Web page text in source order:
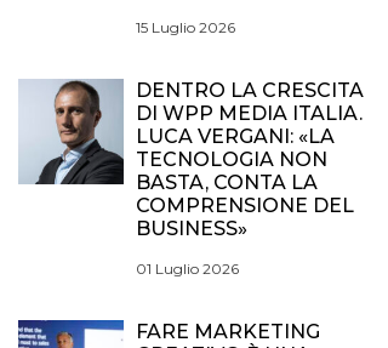
15 Luglio 2026
DENTRO LA CRESCITA
DI WPP MEDIA ITALIA.
LUCA VERGANI: «LA
TECNOLOGIA NON
BASTA, CONTA LA
COMPRENSIONE DEL
BUSINESS»
01 Luglio 2026
FARE MARKETING